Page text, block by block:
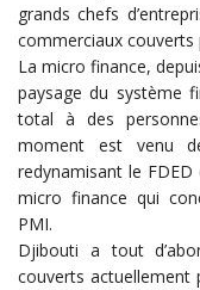
grands chefs
commerciaux couverts
La micro finance,
paysage du système
total à des
moment est venu
redynamisant le
micro finance qui
PMI.
Djibouti a tout
couverts actuellement